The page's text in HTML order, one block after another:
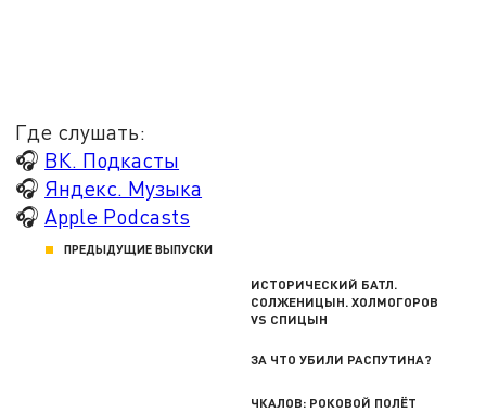
Где слушать:
🎧 ВК. Подкасты
🎧 Яндекс. Музыка
🎧 Apple Podcasts
ПРЕДЫДУЩИЕ ВЫПУСКИ
ИСТОРИЧЕСКИЙ БАТЛ.
СОЛЖЕНИЦЫН. ХОЛМОГОРОВ
VS СПИЦЫН
ЗА ЧТО УБИЛИ РАСПУТИНА?
ЧКАЛОВ: РОКОВОЙ ПОЛЁТ